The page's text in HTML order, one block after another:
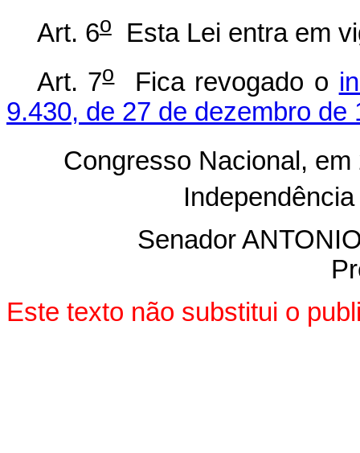
Art. 6oEsta Lei entra em
Art. 7oFica revogado o
9.430, de 27 de dezembro de
Congresso Nacional,
Senador
Este texto não substitui o